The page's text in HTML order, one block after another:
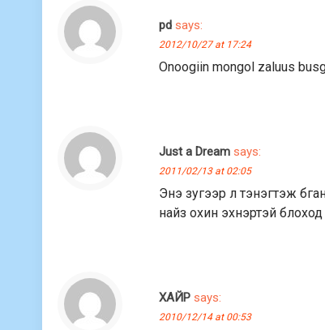
pd says:
2012/10/27 at 17:24
Onoogiin mongol zaluus
Just a Dream says:
2011/02/13 at 02:05
Энэ зугээр л тэнэгтэж
найз охин эхнэртэй
ХАЙР says:
2010/12/14 at 00:53